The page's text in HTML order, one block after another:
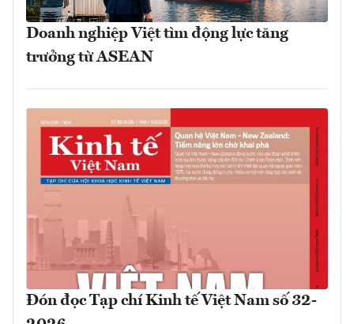
Doanh nghiệp Việt tìm động lực tăng
trưởng từ ASEAN
Đón đọc Tạp chí Kinh tế Việt Nam số 32-